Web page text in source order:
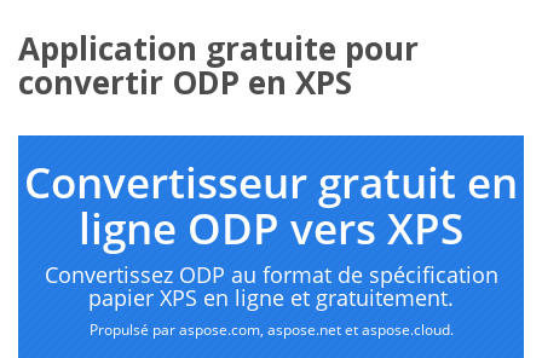
Application gratuite pour
convertir ODP en XPS